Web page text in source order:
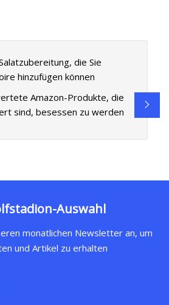
die Sie
hinzufügen können
Amazon-Produkte, die
sind, besessen zu werden
Auswahl
monatlichen Newsletter an, um
und Artikel zu erhalten